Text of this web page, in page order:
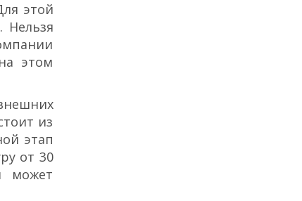
этой
этом
из
этап
от 30
может